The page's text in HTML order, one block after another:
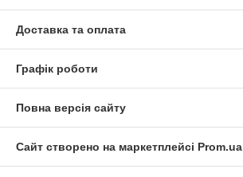
Доставка та оплата
Графік роботи
Повна версія сайту
Сайт створено на маркетплейсі Prom.ua